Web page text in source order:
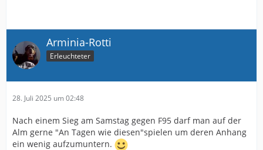
Arminia-Rotti
Erleuchteter
28. Juli 2025 um 02:48
Nach einem Sieg am Samstag gegen F95 darf man auf der
Alm gerne "An Tagen wie diesen"spielen um deren Anhang
ein wenig aufzumuntern.